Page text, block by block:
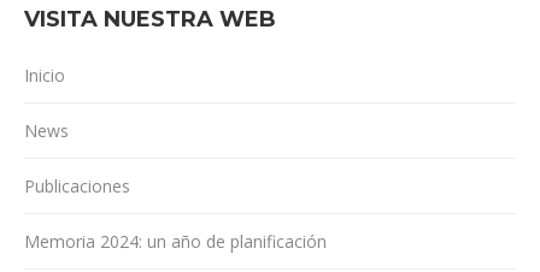
VISITA NUESTRA WEB
Inicio
News
Publicaciones
Memoria 2024: un año de planificación